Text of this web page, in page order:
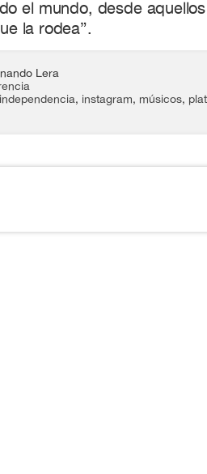
el mundo, desde
la rodea”.
Lera
independencia, instagram, músicos,